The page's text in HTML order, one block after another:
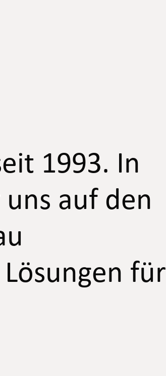
1993. In
auf den
für